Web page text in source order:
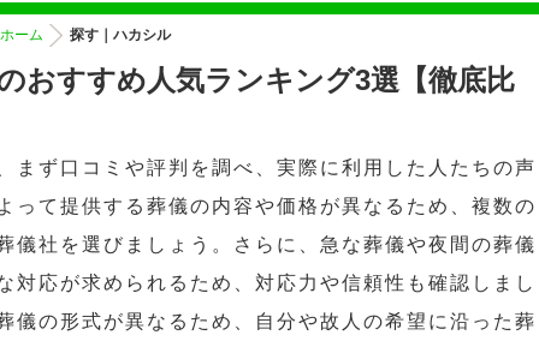
ホーム 探す｜ハカシル
おすすめ人気ランキング3選【徹底比
まず口コミや評判を調べ、実際に利用した人たちの声
って提供する葬儀の内容や価格が異なるため、複数の
儀社を選びましょう。さらに、急な葬儀や夜間の葬儀
対応が求められるため、対応力や信頼性も確認しまし
儀の形式が異なるため、自分や故人の希望に沿った葬